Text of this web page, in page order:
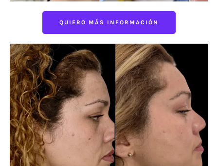
QUIERO MÁS INFORMACIÓN